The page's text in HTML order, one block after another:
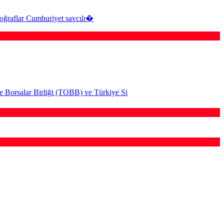
Cumhuriyet savcılı�
Borsalar Birliği (TOBB) ve Türkiye Si
çaplı otomatik